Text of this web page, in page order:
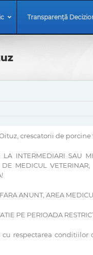
Transparență
crescatorii de
INTERMEDIARI SAU
MEDICUL
ANUNT, AREA
PE PERIOADA
respectarea